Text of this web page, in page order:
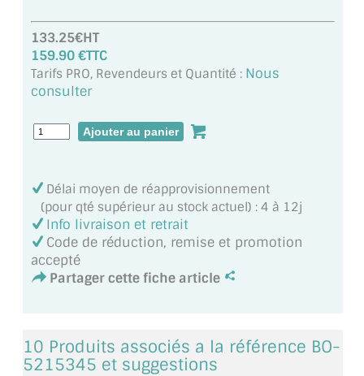
MIROIR PAROI DE DOUCHE
MIROIR POUR SALLE DE SPORT
MIROIR ENCADRÉ
VERRE SUR MESURE
VERRE EXTRACLAIR
VERRE TREMPÉ (SÉCURIT)
VERRE FEUILLETÉ
133.25€HT
159.90 €TTC
Tarifs PRO, Revendeurs et Quantité : Nous
consulter
Délai moyen de réapprovisionnement
(pour qté supérieur au stock actuel) : 4 à 12j
Info livraison et retrait
Code de réduction, remise et promotion
accepté
Partager cette fiche article
10 Produits associés a la référence BO-
5215345 et suggestions